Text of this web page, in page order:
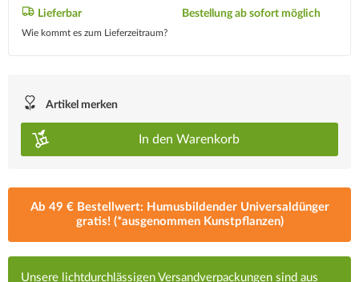
Lieferbar
Wie kommt es zum Lieferzeitraum?
Bestellung ab sofort möglich
Artikel merken
In den Warenkorb
Ab 49 € Bestellwert: Humusbildender Universaldünger
gratis! (*ausgenommen Kunstpflanzen)
Unsere lichtdurchlässigen Versandverpackungen sind aus